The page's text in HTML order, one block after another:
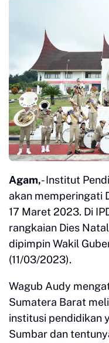
Agam,- Institut
akan memperingati
17 Maret 2023. Di
rangkaian Dies
dipimpin Wakil
(11/03/2023).
Wagub Audy
Sumatera Barat
institusi pendidikan
Sumbar dan